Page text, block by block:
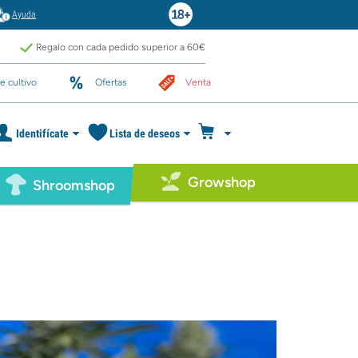
Ayuda
Regalo con cada pedido superior a 60€
cultivo Ofertas Venta
Identifícate Lista de deseos
Shroomshop Growshop